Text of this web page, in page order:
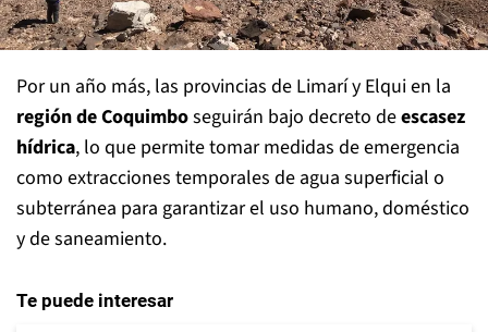
Por un año más, las provincias de Limarí y Elqui en la
región de Coquimboseguirán bajo decreto deescasez
hídrica, lo que permite tomar medidas de emergencia
como extracciones temporales de agua superficial o
subterránea para garantizar el uso humano, doméstico
y de saneamiento.
Te puede interesar